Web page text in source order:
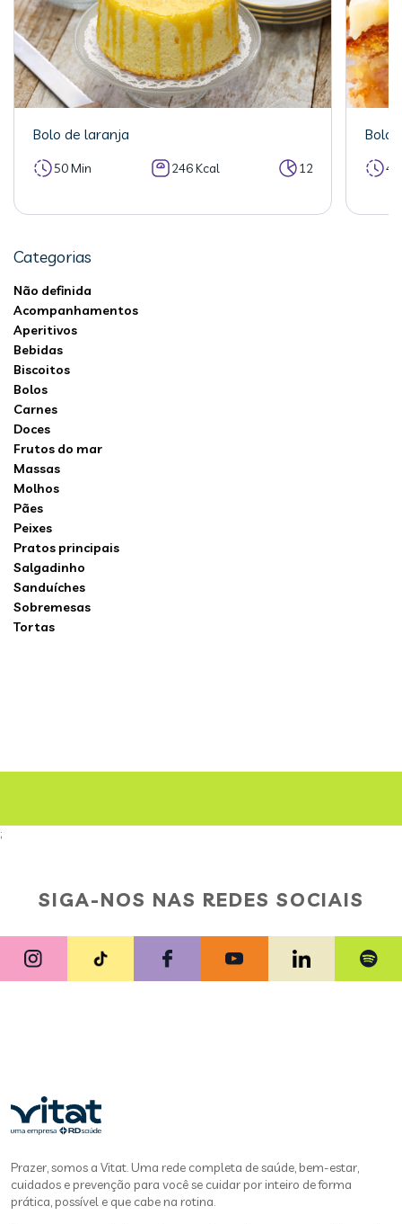
Bolo de laranja
50 Min 246 Kcal 12
Bolo
Categorias
Não definida
Acompanhamentos
Aperitivos
Bebidas
Biscoitos
Bolos
Carnes
Doces
Frutos do mar
Massas
Molhos
Pães
Peixes
Pratos principais
Salgadinho
Sanduíches
Sobremesas
Tortas
;
SIGA-NOS NAS REDES SOCIAIS
Prazer, somos a Vitat. Uma rede completa de saúde, bem-estar,
cuidados e prevenção para você se cuidar por inteiro de forma
prática, possível e que cabe na rotina.